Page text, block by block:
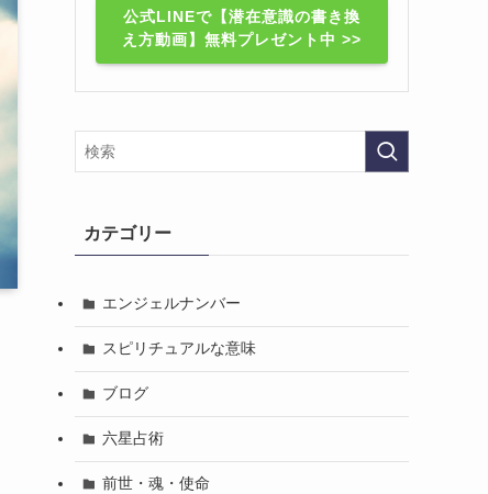
公式LINEで【潜在意識の書き換
え方動画】無料プレゼント中 >>
カテゴリー
エンジェルナンバー
スピリチュアルな意味
ブログ
六星占術
前世・魂・使命